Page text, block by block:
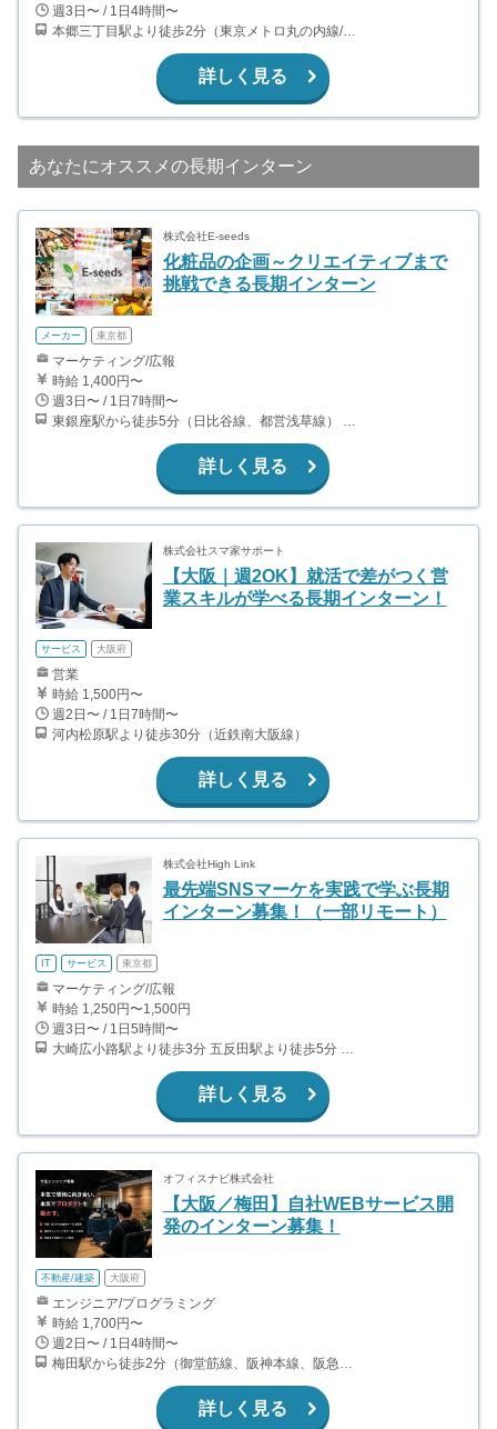
週3日〜 / 1日4時間〜
本郷三丁目駅より徒歩2分（東京メトロ丸の内線/都営地下鉄大江戸線）
詳しく見る
あなたにオススメの長期インターン
株式会社E-seeds
化粧品の企画～クリエイティブまで
挑戦できる長期インターン
メーカー 東京都
マーケティング/広報
時給 1,400円〜
週3日〜 / 1日7時間〜
詳しく見る
株式会社スマ家サポート
【大阪｜週2OK】就活で差がつく営
業スキルが学べる長期インターン！
サービス 大阪府
営業
時給 1,500円〜
週2日〜 / 1日7時間〜
河内松原駅より徒歩30分（近鉄南大阪線）
詳しく見る
株式会社High Link
最先端SNSマーケを実践で学ぶ長期
インターン募集！（一部リモート）
IT サービス 東京都
マーケティング/広報
時給 1,250円〜1,500円
週3日〜 / 1日5時間〜
大崎広小路駅より徒歩3分 五反田駅より徒歩5分 就業場所：本社または会社が指定する場所 変更の範囲：会社が定める場所 受動喫煙防止措置：屋内禁煙（喫煙専用スペースあり）
詳しく見る
オフィスナビ株式会社
【大阪／梅田】自社WEBサービス開
発のインターン募集！
不動産/建築 大阪府
エンジニア/プログラミング
時給 1,700円〜
週2日〜 / 1日4時間〜
詳しく見る